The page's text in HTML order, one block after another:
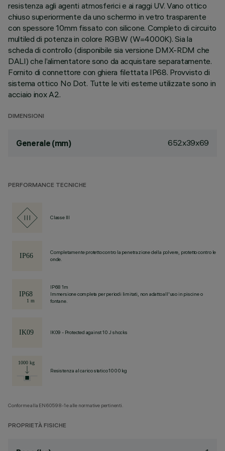
resistenza agli agenti atmosferici e ai raggi UV. Vano ottico
chiuso superiormente da uno schermo in vetro trasparente
con spessore 10mm fissato con silicone. Completo di circuito
multiled di potenza in colore RGBW (W=4000K). Sia la
scheda di controllo (disponibile sia versione DMX-RDM che
DALI) che l’alimentatore sono da acquistare separatamente.
Fornito di connettore con ghiera filettata IP68. Provvisto di
sistema ottico No Dot. Tutte le viti esterne utilizzate sono in
acciaio inox A2.
DIMENSIONI
Generale (mm) 652x39x69
PERFORMANCE TECNICHE
Classe III
Completamente protetto contro la penetrazione della polvere, protetto contro le
onde.
IP68 1m
Immersione completa per periodi limitati, non adatto all'uso in piscine o
fontane.
IK09 - Protected against 10 J shocks
Resistenza al carico statico 1000 kg
Conforme alla EN60598-1 e alle normative pertinenti.
PROPRIETÀ FISICHE